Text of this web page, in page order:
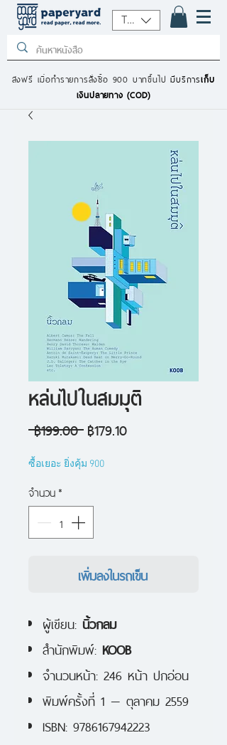
THB (฿)
ส่งฟรี เมื่อทำรายการสั่งซื้อ 900 บาทขึ้นไปมีบริการเก็บ
เงินปลายทาง (COD)
หล่นไปในสมมุติ
฿199.00 ราคา
฿179.10ราคา
ซื้อเยอะ ยิ่งคุ้ม 900
จำนวน*
เพิ่มลงในรถเข็น
ผู้เขียน: นิ้วกลม
สำนักพิมพ์: KOOB
จำนวนหน้า: 246 หน้า ปกอ่อน
พิมพ์ครั้งที่ 1 — ตุลาคม 2559
ISBN: 9786167942223